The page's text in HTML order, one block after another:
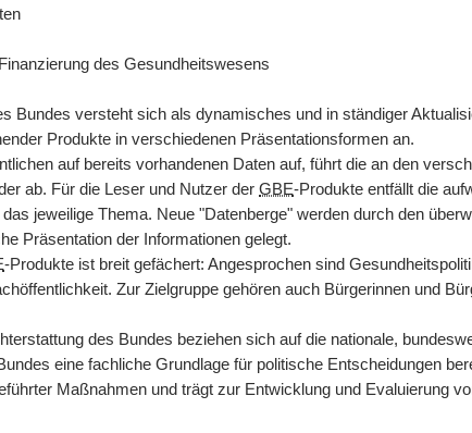
des Gesundheitswesens
Bundes versteht sich als dynamisches und in ständiger
Produkte in verschiedenen Präsentationsformen an.
auf bereits vorhandenen Daten auf, führt die an den
ab. Für die Leser und Nutzer der GBE-Produkte entfällt die
jeweilige Thema. Neue "Datenberge" werden durch den
Präsentation der Informationen gelegt.
-Produkte ist breit gefächert: Angesprochen sind
Zur Zielgruppe gehören auch Bürgerinnen und
des Bundes beziehen sich auf die nationale,
eine fachliche Grundlage für politische Entscheidungen
Maßnahmen und trägt zur Entwicklung und Evaluierung